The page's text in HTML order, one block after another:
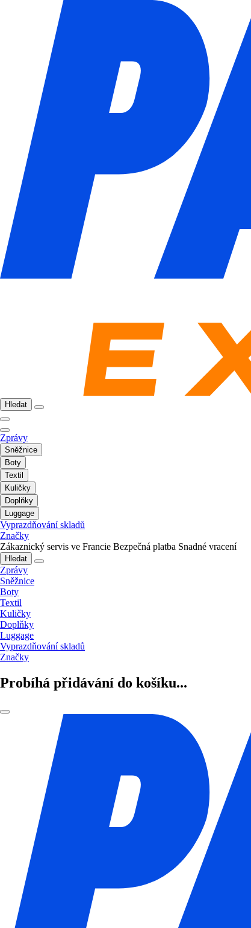
Hledat
Zprávy
Sněžnice
Boty
Textil
Kuličky
Doplňky
Luggage
Vyprazdňování skladů
Značky
Zákaznický servis ve Francie Bezpečná platba Snadné vracení
Hledat
Zprávy
Sněžnice
Boty
Textil
Kuličky
Doplňky
Luggage
Vyprazdňování skladů
Značky
Probíhá přidávání do košíku...